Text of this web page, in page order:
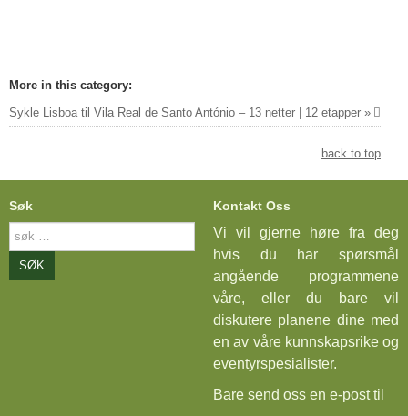
More in this category:
Sykle Lisboa til Vila Real de Santo António – 13 netter | 12 etapper »
back to top
Søk
…
SØK
Kontakt Oss
Vi vil gjerne høre fra deg
hvis du har spørsmål
angående programmene
våre, eller du bare vil
diskutere planene dine med
en av våre kunnskapsrike og
eventyrspesialister.
Bare send oss en e-post til